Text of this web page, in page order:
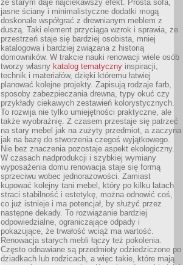
ze starym daje najciekawszy efekt. Prosta sofa,
jasne ściany i minimalistyczne dodatki mogą
doskonale współgrać z drewnianym meblem z
duszą. Taki element przyciąga wzrok i sprawia, że
przestrzeń staje się bardziej osobista, mniej
katalogowa i bardziej związana z historią
domowników. W trakcie nauki renowacji wiele osób
tworzy własny katalog tematyczny inspiracji,
technik i materiałów, dzięki któremu łatwiej
planować kolejne projekty. Zapisują rodzaje farb,
sposoby zabezpieczania drewna, typy okuć czy
przykłady ciekawych zestawień kolorystycznych.
To rozwija nie tylko umiejętności praktyczne, ale
także wyobraźnię. Z czasem przestaje się patrzeć
na stary mebel jak na zużyty przedmiot, a zaczyna
jak na bazę do stworzenia czegoś wyjątkowego.
Nie bez znaczenia pozostaje aspekt ekologiczny.
W czasach nadprodukcji i szybkiej wymiany
wyposażenia domu renowacja staje się formą
sprzeciwu wobec jednorazowości. Zamiast
kupować kolejny tani mebel, który po kilku latach
straci stabilność i estetykę, można odnowić coś,
co już istnieje i ma potencjał, by służyć przez
następne dekady. To rozwiązanie bardziej
odpowiedzialne, ograniczające odpady i
pokazujące, że trwałość wciąż ma wartość.
Renowacja starych mebli łączy też pokolenia.
Często odnawiane są przedmioty odziedziczone po
dziadkach lub rodzicach, a więc takie, które mają